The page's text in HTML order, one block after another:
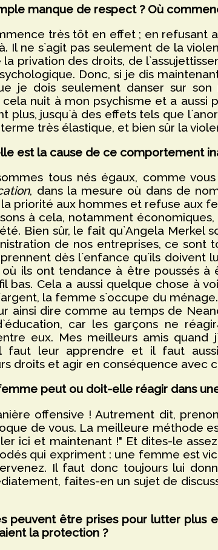
manque de respect ? Où
très tôt en effet ; en refusant
Il ne s`agit pas seulement de la
la privation des droits, de
Donc, si je dis
je dois seulement danser sur
nuit à mon psychisme et a
plus, jusqu`à des effets tels que
très élastique, et bien sûr la
est la cause de ce comportement
tous nés égaux, comme
, dans la mesure où dans de
priorité aux hommes et refuse aux
à cela, notamment
Bien sûr, le fait qu`Angela Merkel
de nos entreprises, ce
dès l`enfance qu`ils doivent
où ils ont tendance à être poussés
bas. Cela a aussi quelque chose à
la femme s`occupe du
ainsi dire comme au temps de
car les garçons ne
eux. Mes meilleurs amis
faut leur apprendre et il faut
droits et agir en conséquence avec
peut ou doit-elle réagir dans
offensive ! Autrement dit,
de vous. La meilleure méthode
ici et maintenant !" Et dites-le
qui expriment : une femme est
Il faut donc toujours lui
faites-en un sujet de
peuvent être prises pour lutter plus
la protection ?